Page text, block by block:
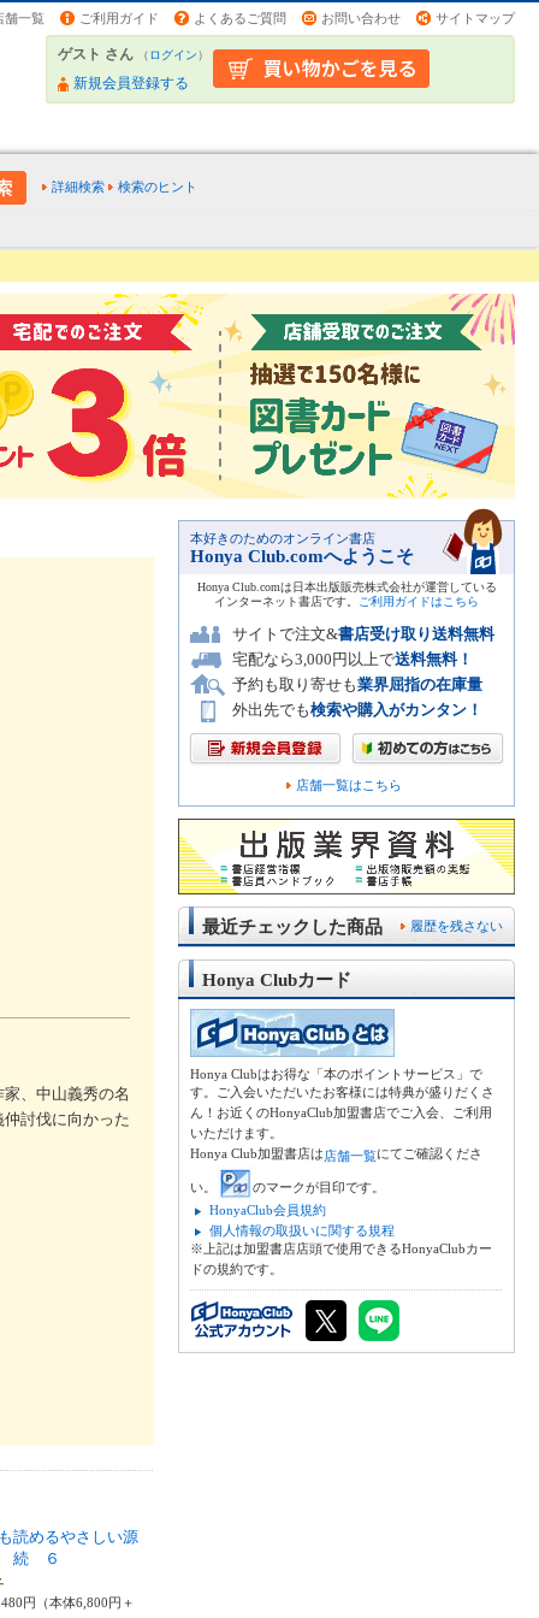
舗一覧 ご利用ガイド よくあるご質問 お問い合わせ サイトマップ
ゲスト さん （ログイン）
新規会員登録する
詳細検索 検索のヒント
、中山義秀の名
討伐に向かった
読めるやさしい源
続 ６
円（本体6,800円＋
本好きのためのオンライン書店
Honya Club.comへようこそ
Honya Club.comは日本出版販売株式会社が運営している
インターネット書店です。
ご利用ガイドはこちら
サイトで注文&書店受け取り送料無料
宅配なら3,000円以上で送料無料！
予約も取り寄せも業界屈指の在庫量
外出先でも検索や購入がカンタン！
店舗一覧はこちら
履歴を残さない
最近チェックした商品
Honya Clubカード
Honya Clubはお得な「本のポイントサービス」で
す。ご入会いただいたお客様には特典が盛りだくさ
ん！お近くのHonyaClub加盟書店でご入会、ご利用
いただけます。
Honya Club加盟書店は店舗一覧にてご確認くださ
い。
のマークが目印です。
HonyaClub会員規約
個人情報の取扱いに関する規程
※上記は加盟書店店頭で使用できるHonyaClubカー
ドの規約です。